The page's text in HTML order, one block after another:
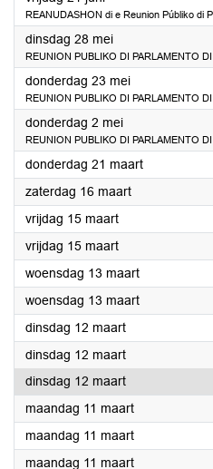
REANUDASHON di e Reunion Públiko di
dinsdag 28 mei2024
REUNION PUBLIKO DI PARLAMENTO
donderdag 23 mei2024
REUNION PUBLIKO DI PARLAMENTO
donderdag 2 mei2024
REUNION PUBLIKO DI PARLAMENTO
donderdag 21 maart2024
zaterdag 16 maart2024
vrijdag 15 maart2024
vrijdag 15 maart2024
woensdag 13 maart2024
woensdag 13 maart2024
dinsdag 12 maart2024
dinsdag 12 maart2024
dinsdag 12 maart2024
maandag 11 maart2024
maandag 11 maart2024
maandag 11 maart2024